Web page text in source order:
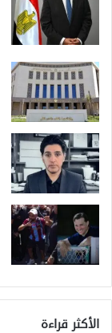
الأكثر قراءة